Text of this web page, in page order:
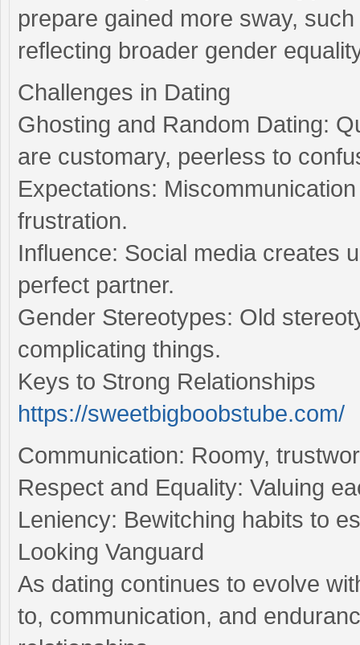
prepare gained more sway,
reflecting broader gender
Challenges in Dating
Ghosting and Random Dating:
are customary, peerless to
Expectations:
frustration.
Influence: Social media creates
perfect partner.
Gender Stereotypes: Old
complicating things.
Keys to Strong Relationships
https://sweetbigboobstube.com/
Communication: Roomy,
Respect and Equality: Valuing
Leniency: Bewitching habits to
Looking Vanguard
As dating continues to evolve
to, communication, and